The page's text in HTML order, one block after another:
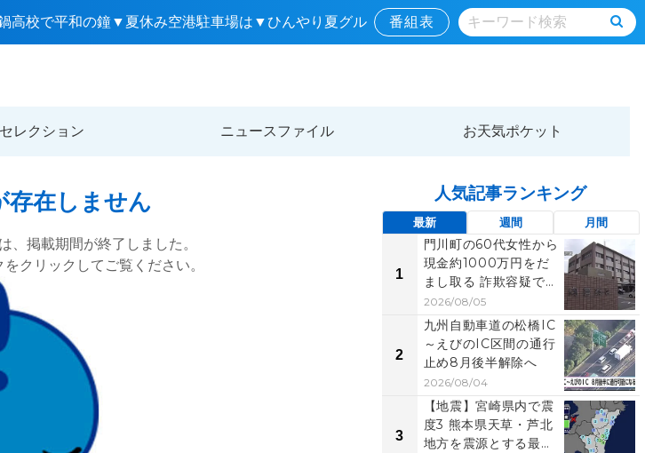
高校で平和の鐘▼夏休み空港駐車場は▼ひんやり夏グル
番組表
セレクション ニュースファイル お天気ポケット
存在しません
、掲載期間が終了しました。
クリックしてご覧ください。
人気記事ランキング
最新 週間 月間
1
門川町の60代女性から
現金約1000万円をだ
まし取る 詐欺容疑で男
2人を逮捕
2026/08/05
2
九州自動車道の松橋IC
～えびのIC区間の通行
止め8月後半解除へ
2026/08/04
3
【地震】宮崎県内で震
度3 熊本県天草・芦北
地方を震源とする最大